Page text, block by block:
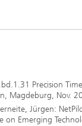
Precision
Magdeburg, Nov.
Jürgen:
on Emerging